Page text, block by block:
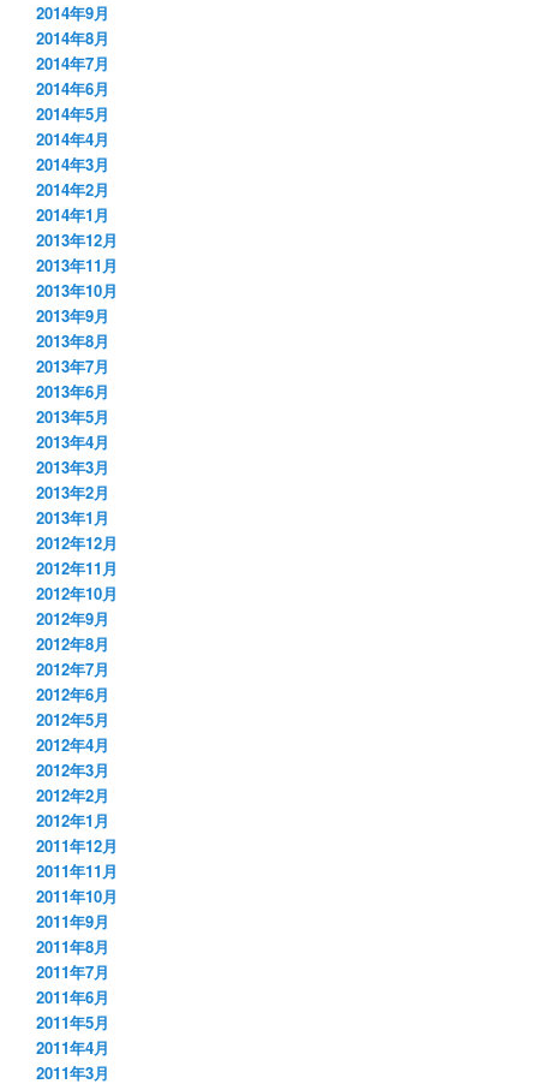
2014年9月
2014年8月
2014年7月
2014年6月
2014年5月
2014年4月
2014年3月
2014年2月
2014年1月
2013年12月
2013年11月
2013年10月
2013年9月
2013年8月
2013年7月
2013年6月
2013年5月
2013年4月
2013年3月
2013年2月
2013年1月
2012年12月
2012年11月
2012年10月
2012年9月
2012年8月
2012年7月
2012年6月
2012年5月
2012年4月
2012年3月
2012年2月
2012年1月
2011年12月
2011年11月
2011年10月
2011年9月
2011年8月
2011年7月
2011年6月
2011年5月
2011年4月
2011年3月